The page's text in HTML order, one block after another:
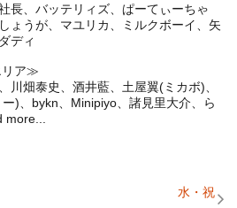
長、バッテリィズ、ぱーてぃーちゃ
ょうが、マユリカ、ミルクボーイ、矢
ディ
リア≫
川畑泰史、酒井藍、土屋翼(ミカボ)、
)、bykn、Minipiyo、諸見里大介、ら
) 11:00〜2026/09/23(水・祝)